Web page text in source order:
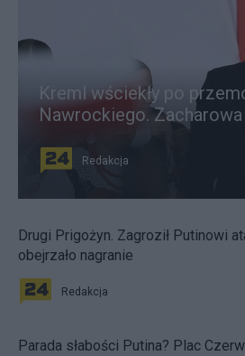
Kreml wściekły po
Nawrockiego. Zacharowa
Redakcja
Drugi Prigożyn. Zagroził Putinowi
obejrzało nagranie
Redakcja
Parada słabości Putina? Plac